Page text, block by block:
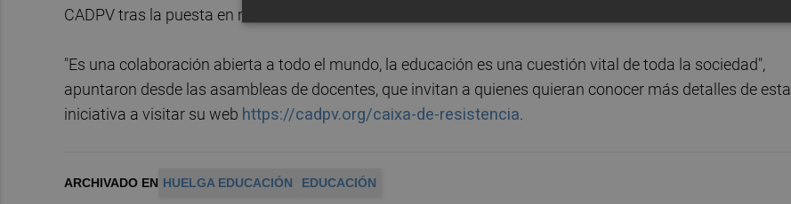
CADPV tras la puesta en marcha de la iniciativa.
"Es una colaboración abierta a todo el mundo, la educación es una cuestión vital de toda la sociedad",
apuntaron desde las asambleas de docentes, que invitan a quienes quieran conocer más detalles de esta
iniciativa a visitar su web https://cadpv.org/caixa-de-resistencia.
ARCHIVADO EN HUELGA EDUCACIÓN EDUCACIÓN